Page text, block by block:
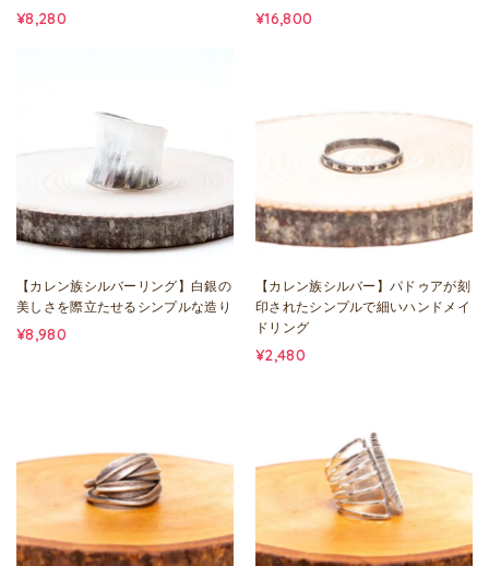
¥8,280 ¥16,800
【カレン族シルバーリング】白銀の
美しさを際立たせるシンプルな造り
¥8,980
【カレン族シルバー】パドゥアが刻
印されたシンプルで細いハンドメイ
ドリング
¥2,480